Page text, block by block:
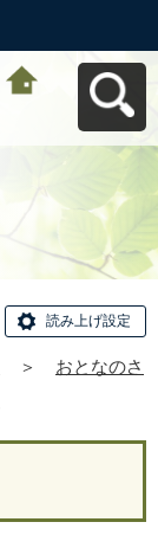
読み上げ設定
＞
おとなのさ